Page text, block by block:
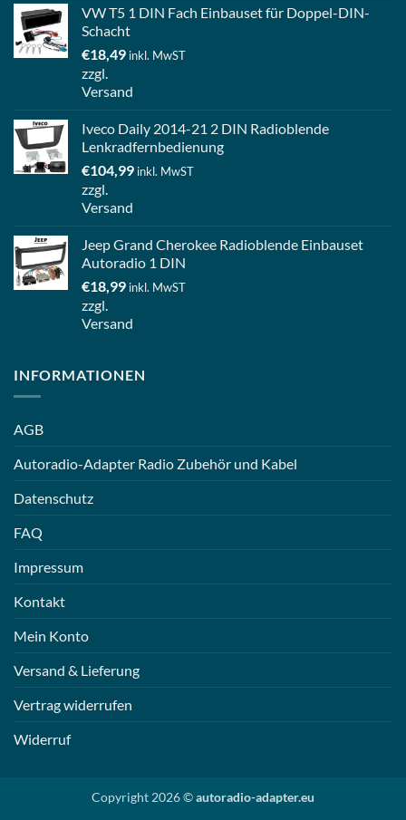
VW T5 1 DIN Fach Einbauset für Doppel-DIN-
Schacht
€18,49 inkl. MwST
zzgl.
Versand
Iveco Daily 2014-21 2 DIN Radioblende
Lenkradfernbedienung
€104,99 inkl. MwST
zzgl.
Versand
Jeep Grand Cherokee Radioblende Einbauset
Autoradio 1 DIN
€18,99 inkl. MwST
zzgl.
Versand
INFORMATIONEN
AGB
Autoradio-Adapter Radio Zubehör und Kabel
Datenschutz
FAQ
Impressum
Kontakt
Mein Konto
Versand & Lieferung
Vertrag widerrufen
Widerruf
Copyright 2026 ©autoradio-adapter.eu